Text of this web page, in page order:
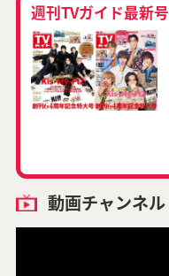
週刊TVガイド最新号
動画チャンネル